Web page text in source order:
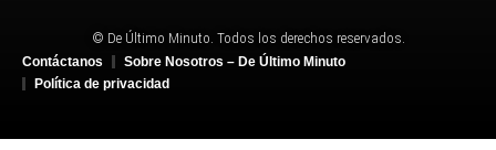
© De Último Minuto. Todos los derechos reservados.
Contáctanos
Sobre Nosotros – De Último Minuto
Política de privacidad